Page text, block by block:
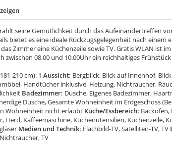
seine Gemütlichkeit durch das Aufeinandertreffen
bietet es eine ideale Rückzugsgelegenheit nach einem
Zimmer eine Küchenzeile sowie TV. Gratis WLAN ist
08.00 und 10.00Uhr ein reichhaltiges
210 cm): 1 Aussicht: Bergblick, Blick auf Innenhof,
Handtücher inklusive, Heizung, Nichtraucher,
Badezimmer: Dusche, Eigenes Badezimmer,
Dusche, Gesamte Wohneinheit im Erdgeschoss
Wohneinheit nicht erlaubtKüche/Essbereich: Backofen,
Herd, Kaffeemaschine, Küchenutensilien, Küchenzeile,
Medien und Technik: Flachbild-TV, Satelliten-TV, TV
TV